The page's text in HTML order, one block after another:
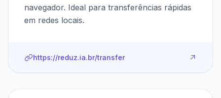
navegador. Ideal para transferências rápidas
em redes locais.
https://reduz.ia.br/transfer